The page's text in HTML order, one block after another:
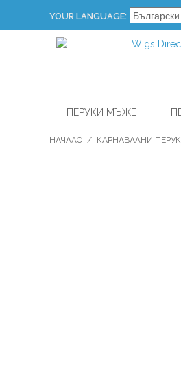
YOUR LANGUAGE:
ПЕРУКИ МЪЖЕ
НАЧАЛО / КАРНАВАЛНИ